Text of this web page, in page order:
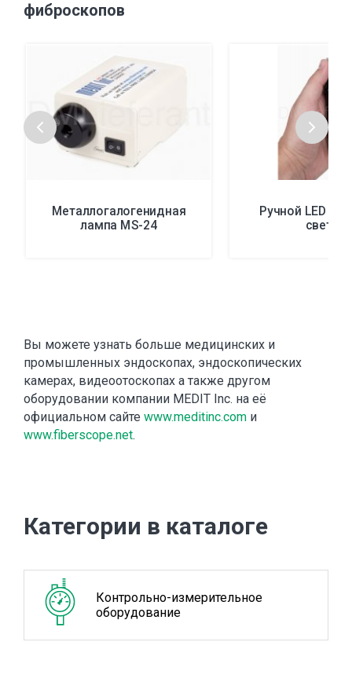
фиброскопов
Металлогалогенидная
лампа MS-24
Ручной LED
света
Вы можете узнать больше медицинских и
промышленных эндоскопах, эндоскопических
камерах, видеоотоскопах а также другом
оборудовании компании MEDIT Inc. на её
официальном сайте www.meditinc.com и
www.fiberscope.net.
Категории в каталоге
Контрольно-измерительное
оборудование